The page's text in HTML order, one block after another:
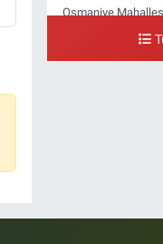
Osmaniye